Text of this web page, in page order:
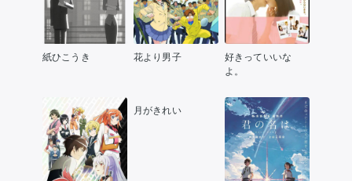
紙ひこうき 花より男子
好きっていいな
よ。
月がきれい